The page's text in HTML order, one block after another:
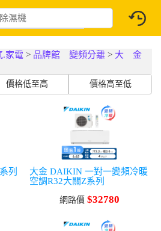
.家電 > 品牌館 變頻分離 > 大 金
價格低至高 價格高至低
列
大金 DAIKIN 一對一變頻冷暖
空調R32大關Z系列
網路價 $32780